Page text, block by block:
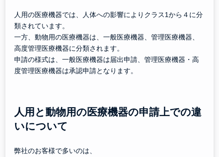
人用の医療機器では、人体への影響によりクラス1から４に分
類されています。
一方、動物用の医療機器は、一般医療機器、管理医療機器、
高度管理医療機器に分類されます。
申請の様式は、一般医療機器は届出申請、管理医療機器・高
度管理医療機器は承認申請となります。
人用と動物用の医療機器の申請上での違
いについて
弊社のお客様で多いのは、